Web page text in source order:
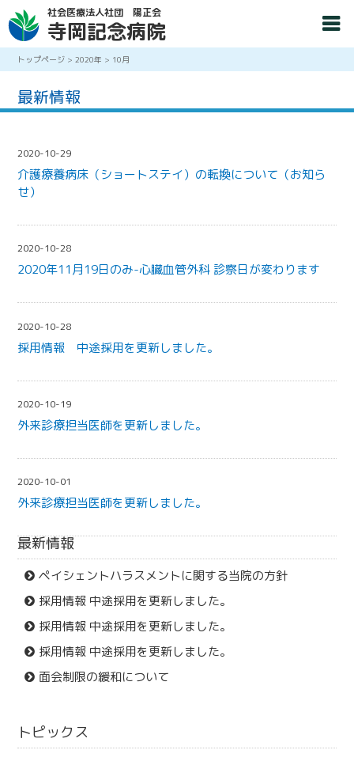
社会医療法人社団 陽正会
寺岡記念病院
トップページ >2020年 > 10月
最新情報
2020-10-29
介護療養病床（ショートステイ）の転換について（お知ら
せ）
2020-10-28
2020年11月19日のみ-心臓血管外科 診察日が変わります
2020-10-28
採用情報 中途採用を更新しました。
2020-10-19
外来診療担当医師を更新しました。
2020-10-01
外来診療担当医師を更新しました。
最新情報
ペイシェントハラスメントに関する当院の方針
採用情報 中途採用を更新しました。
採用情報 中途採用を更新しました。
採用情報 中途採用を更新しました。
面会制限の緩和について
トピックス